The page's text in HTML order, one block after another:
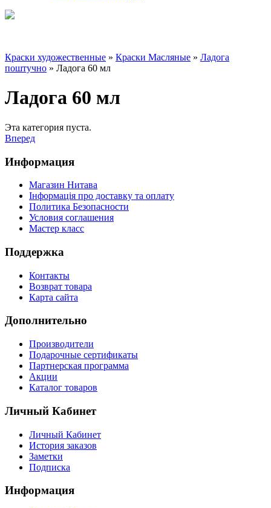
Краски художественные » Краски Масляные » Ладога
поштучно » Ладога 60 мл
Ладога 60 мл
Эта категория пуста.
Вперед
Информация
Магазин Нитава
Інформація про доставку та оплату
Политика Безопасности
Условия соглашения
Мастер класс
Поддержка
Контакты
Возврат товара
Карта сайта
Дополнительно
Производители
Подарочные сертификаты
Партнерская программа
Акции
Каталог товаров
Личный Кабинет
Личный Кабинет
История заказов
Заметки
Подписка
Информация